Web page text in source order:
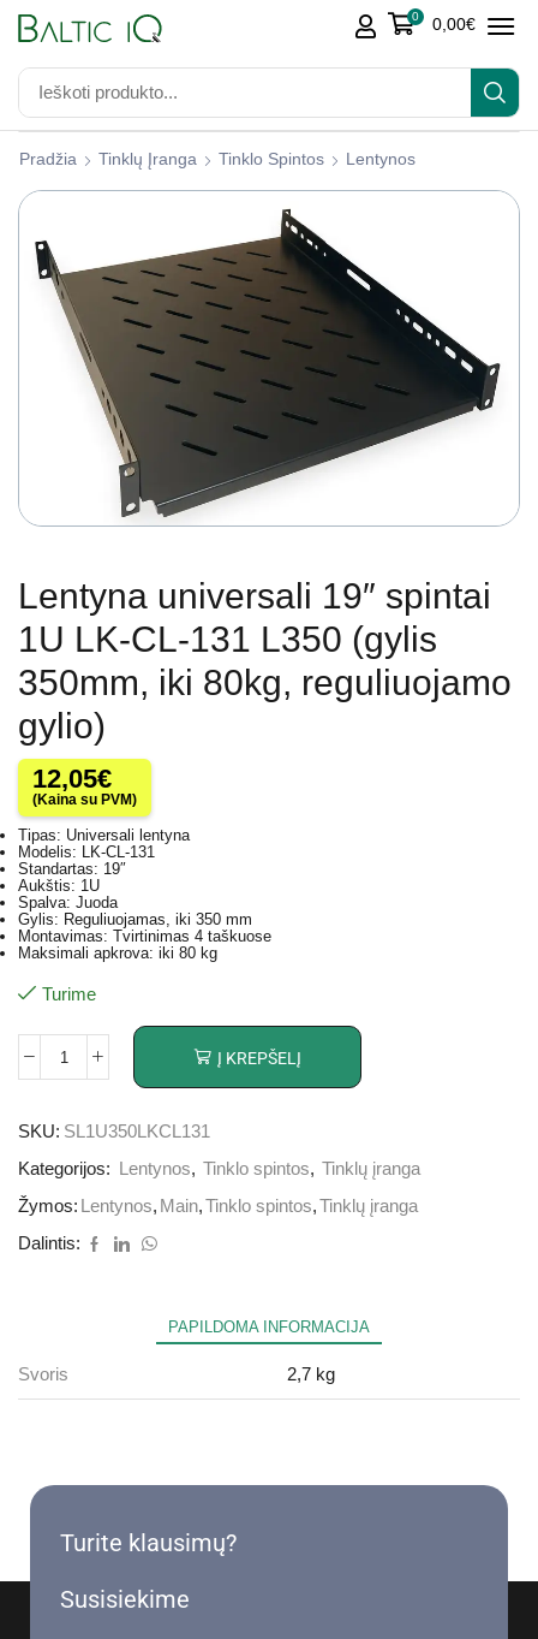
0 0,00€
Pradžia Tinklų Įranga Tinklo Spintos Lentynos
Lentyna universali 19″ spintai
1U LK-CL-131 L350 (gylis
350mm, iki 80kg, reguliuojamo
gylio)
12,05€
(Kaina su PVM)
Tipas: Universali lentyna
Modelis: LK-CL-131
Standartas: 19″
Aukštis: 1U
Spalva: Juoda
Gylis: Reguliuojamas, iki 350 mm
Montavimas: Tvirtinimas 4 taškuose
Maksimali apkrova: iki 80 kg
Turime
Į KREPŠELĮ
SKU: SL1U350LKCL131
Kategorijos:
Lentynos, Tinklo spintos, Tinklų įranga
Žymos:
Lentynos, Main,Tinklo spintos,Tinklų įranga
Dalintis:
PAPILDOMA INFORMACIJA
Svoris 2,7 kg
Turite klausimų?
Susisiekime